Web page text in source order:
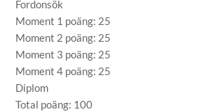
Fordonsök
Moment 1 poäng: 25
Moment 2 poäng: 25
Moment 3 poäng: 25
Moment 4 poäng: 25
Diplom
Total poäng: 100